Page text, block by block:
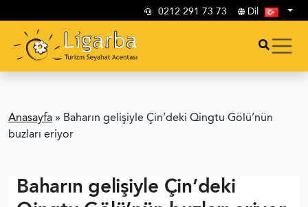
0212 291 73 73 Dil
Anasayfa » Baharın gelişiyle Çin’deki Qingtu Gölü’nün
buzları eriyor
Baharın gelişiyle Çin’deki